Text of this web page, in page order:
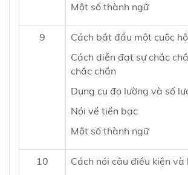
Một số thành ngữ
9
Cách bắt đầu một cuộc
Cách diễn đạt sự chắc
chắc chắn
Dụng cụ đo lường và số
Nói về tiền bạc
Một số thành ngữ
10 Cách nói câu điều kiện và